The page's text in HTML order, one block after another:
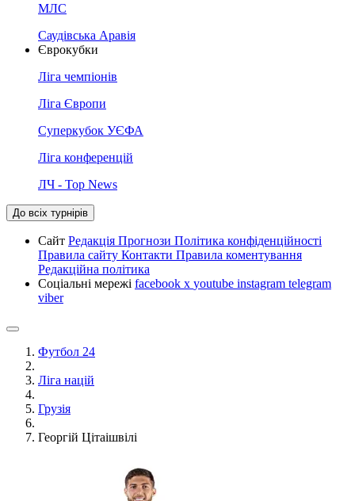
МЛС
Саудівська Аравія
Єврокубки
Ліга чемпіонів
Ліга Європи
Суперкубок УЄФА
Ліга конференцій
ЛЧ - Top News
До всіх турнірів
Сайт Редакція Прогнози Політика конфіденційності
Правила сайту Контакти Правила коментування
Редакційна політика
Соціальні мережі facebook x youtube instagram telegram
viber
Футбол 24
Ліга націй
Грузія
Георгій Цітаішвілі